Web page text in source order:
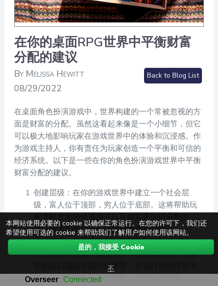
在你的桌面RPG世界中平衡财富
分配的建议
By Melissa Hewitt
08/29/2022
Back to Blog List
在桌面角色扮演游戏中，世界构建的一个常被忽视的方
面是财富的分配。虽然这看起来像是一个小细节，但它
可以极大地影响玩家在游戏世界中的体验和沉浸感。作
为游戏主持人，你有责任为玩家创造一个平衡和可信的
经济系统。以下是一些在你的角色扮演游戏世界中平衡
财富分配的建议。
创建层级：在你的游戏世界中建立一个社会层
级，富人位于顶部，穷人位于底部。这将帮助玩
家理解世界的经济动态以及财富是如何分配的。
确保给予每个社会阶层独特的特征和特点。
考虑地理：你游戏世界的不同地区可能有不同水
平的财富和资源。沙漠荒原可能资源稀缺，而繁
荣的港口城镇可能经济繁荣。在设计你的世界地
图和构建不同地区的经济时，考虑这些因素。
本网站使用必要的 cookie 以确保正常运行。在您的许可下，我们还
希望使用可选的 cookie 来帮助我们了解用户如何使用该网站。
是的，我接受 Cookie
不